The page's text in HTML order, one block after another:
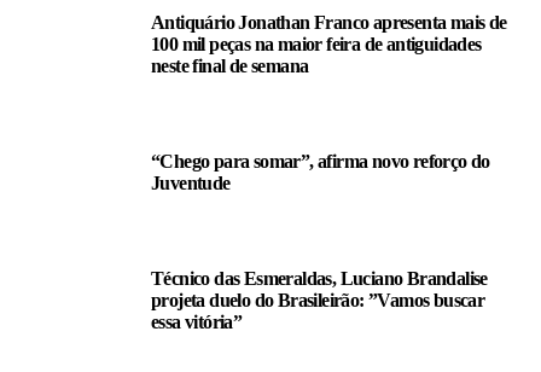
Antiquário Jonathan Franco apresenta mais de
100 mil peças na maior feira de antiguidades
neste final de semana
“Chego para somar”, afirma novo reforço do
Juventude
Técnico das Esmeraldas, Luciano Brandalise
projeta duelo do Brasileirão: ”Vamos buscar
essa vitória”